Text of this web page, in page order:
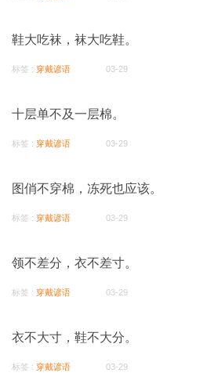
鞋大吃袜，袜大吃鞋。
标签 : 穿戴谚语 03-29
十层单不及一层棉。
标签 : 穿戴谚语 03-29
图俏不穿棉，冻死也应该。
标签 : 穿戴谚语 03-29
领不差分，衣不差寸。
标签 : 穿戴谚语 03-29
衣不大寸，鞋不大分。
标签 : 穿戴谚语 03-29